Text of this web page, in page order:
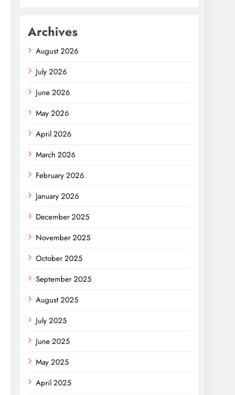
Archives
August 2026
July 2026
June 2026
May 2026
April 2026
March 2026
February 2026
January 2026
December 2025
November 2025
October 2025
September 2025
August 2025
July 2025
June 2025
May 2025
April 2025